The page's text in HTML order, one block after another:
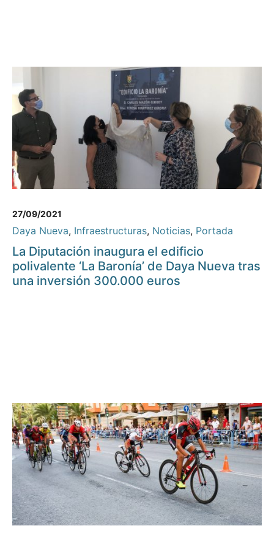
27/09/2021
Daya Nueva, Infraestructuras, Noticias, Portada
La Diputación inaugura el edificio
polivalente ‘La Baronía’ de Daya Nueva tras
una inversión 300.000 euros